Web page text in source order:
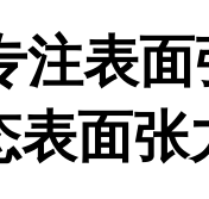
表
表面张